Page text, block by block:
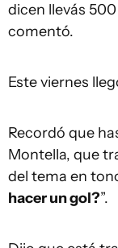
dicen llevás
comentó.
Este viernes
Recordó que
Montella, que
del tema en
hacer un gol?”.